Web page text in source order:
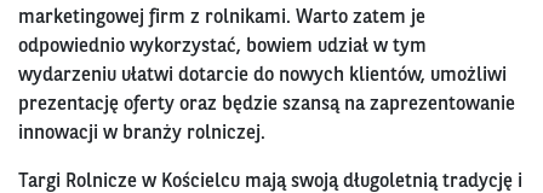
marketingowej firm z rolnikami. Warto zatem je
odpowiednio wykorzystać, bowiem udział w tym
wydarzeniu ułatwi dotarcie do nowych klientów, umożliwi
prezentację oferty oraz będzie szansą na zaprezentowanie
innowacji w branży rolniczej.
Targi Rolnicze w Kościelcu mają swoją długoletnią tradycję i